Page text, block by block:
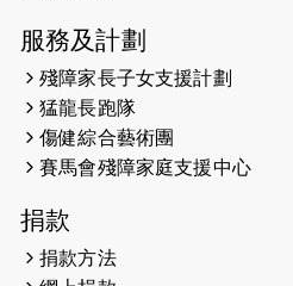
2026-05-14
（19:00開始）
2026-05-07
開始）
2026-04-30
服務及計劃
殘障家長子女支援計劃
猛龍長跑隊
傷健綜合藝術團
賽馬會殘障家庭支援中心
捐款
捐款方法